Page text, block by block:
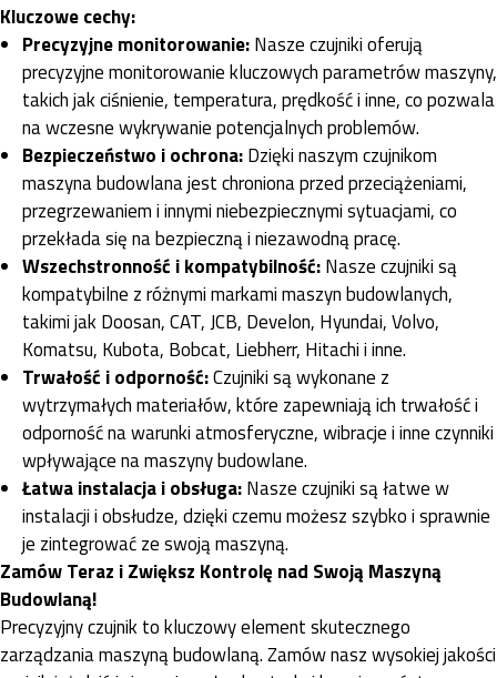
Kluczowe cechy:
Precyzyjne monitorowanie:Nasze czujniki oferują
precyzyjne monitorowanie kluczowych parametrów maszyny,
takich jak ciśnienie, temperatura, prędkość i inne, co pozwala
na wczesne wykrywanie potencjalnych problemów.
Bezpieczeństwo i ochrona:Dzięki naszym czujnikom
maszyna budowlana jest chroniona przed przeciążeniami,
przegrzewaniem i innymi niebezpiecznymi sytuacjami, co
przekłada się na bezpieczną i niezawodną pracę.
Wszechstronność i kompatybilność:Nasze czujniki są
kompatybilne z różnymi markami maszyn budowlanych,
takimi jak Doosan, CAT, JCB, Develon, Hyundai, Volvo,
Komatsu, Kubota, Bobcat, Liebherr, Hitachi i inne.
Trwałość i odporność:Czujniki są wykonane z
wytrzymałych materiałów, które zapewniają ich trwałość i
odporność na warunki atmosferyczne, wibracje i inne czynniki
wpływające na maszyny budowlane.
Łatwa instalacja i obsługa:Nasze czujniki są łatwe w
instalacji i obsłudze, dzięki czemu możesz szybko i sprawnie
je zintegrować ze swoją maszyną.
Zamów Teraz i Zwiększ Kontrolę nad Swoją Maszyną
Budowlaną!
Precyzyjny czujnik to kluczowy element skutecznego
zarządzania maszyną budowlaną. Zamów nasz wysokiej jakości